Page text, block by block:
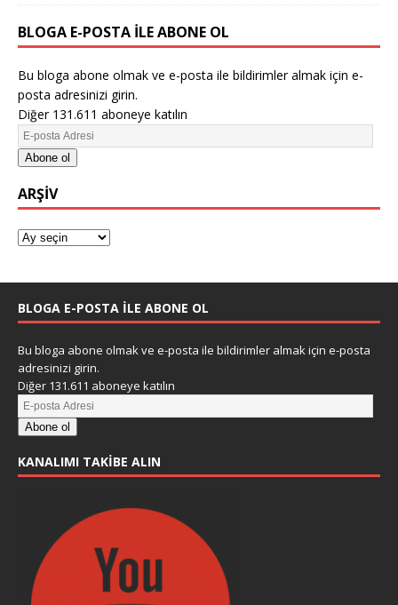
BLOGA E-POSTA ILE ABONE OL
Bu bloga abone olmak ve e-posta ile bildirimler almak için e-
posta adresinizi girin.
Diğer 131.611 aboneye katılın
Abone ol
ARŞIV
BLOGA E-POSTA ILE ABONE OL
Bu bloga abone olmak ve e-posta ile bildirimler almak için e-posta
adresinizi girin.
Diğer 131.611 aboneye katılın
Abone ol
KANALIMI TAKIBE ALIN